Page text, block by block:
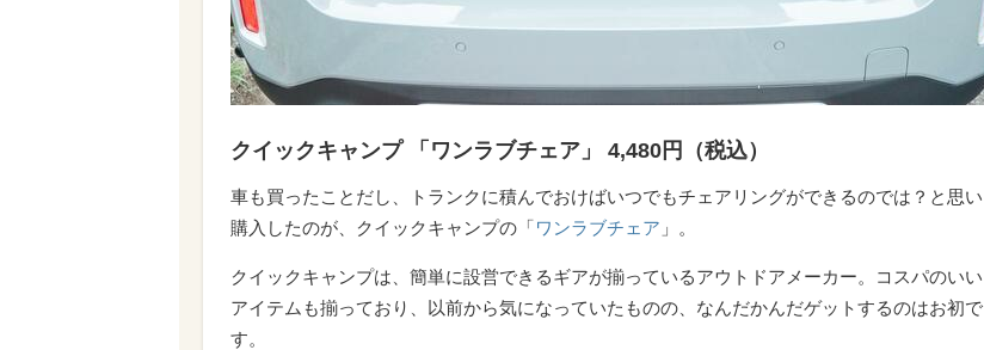
クイックキャンプ 「ワンラブチェア」 4,480円（税込）
車も買ったことだし、トランクに積んでおけばいつでもチェアリングができるのでは？と思い
購入したのが、クイックキャンプの「ワンラブチェア 」。
クイックキャンプは、簡単に設営できるギアが揃っているアウトドアメーカー。コスパのいい
アイテムも揃っており、以前から気になっていたものの、なんだかんだゲットするのはお初で
す。